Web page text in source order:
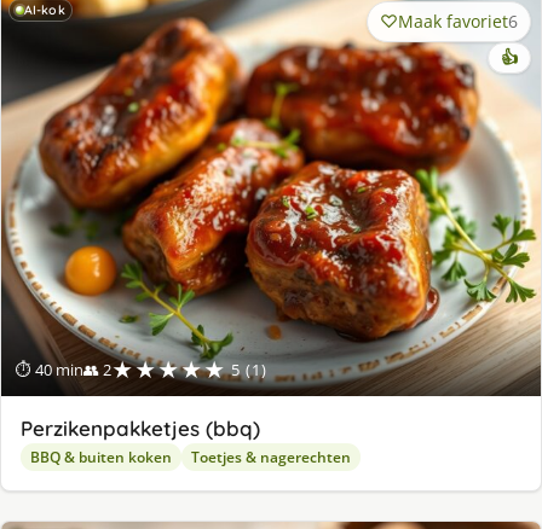
AI-kok
⏱ 40 min👥 2★★★★★ 5 (1)
Maak favoriet6
👍
Perzikenpakketjes (bbq)
BBQ & buiten koken Toetjes & nagerechten